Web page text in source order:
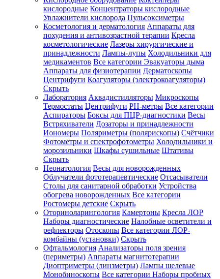
Зарегистрироваться
Зачем
регистрироваться?
Все
покупки
одном
месте
Личный
менеджер
Отслеживание
статуса
заказа
кислородные Концентраторы кислородные
Увлажнители кислорода Пульсоксиметры
Косметология и дерматология Аппараты для
похудения и антивозрастной терапии Кресла
косметологические Лазеры хирургические и
принадлежности Лампы-лупы Холодильники для
медикаментов Все категории Эвакуаторы дыма
Аппараты для физиотерапии Дерматоскопы
Центрифуги Коагуляторы (электрокоагуляторы)
Скрыть
Лаборатория Аквадистилляторы Микроскопы
Термостаты Центрифуги PH-метры Все категории
Аспираторы Боксы для ПЦР-диагностики Весы
Встряхиватели Дозаторы и принадлежности
Иономеры Поляриметры (полярископы) Счётчики
Фотометры и спектрофотометры Холодильники и
морозильники Шкафы сушильные Штативы
Скрыть
Неонатология Весы для новорожденных
Облучатели фототерапевтические Отсасыватели
Столы для санитарной обработки Устройства
обогрева новорожденных Все категории
Ростомеры детские Скрыть
Оториноларингология Камертоны Кресла ЛОР
Наборы диагностические Налобные осветители и
рефлекторы Отоскопы Все категории ЛОР-
комбайны (установки) Скрыть
Офтальмология Анализаторы поля зрения
(периметры) Аппараты магнитотерапии
Диоптриметры (линзметры) Лампы щелевые
Монобиноскопы Все категории Наборы пробных